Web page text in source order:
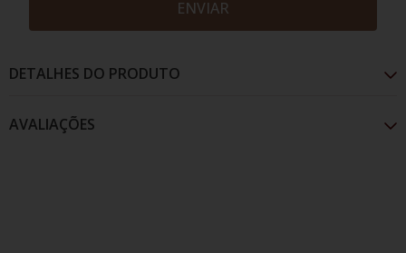
ENVIAR
DETALHES DO PRODUTO
AVALIAÇÕES